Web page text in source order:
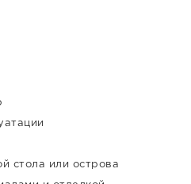
стола или острова